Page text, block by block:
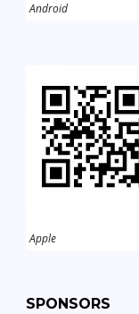
Android
Apple
SPONSORS